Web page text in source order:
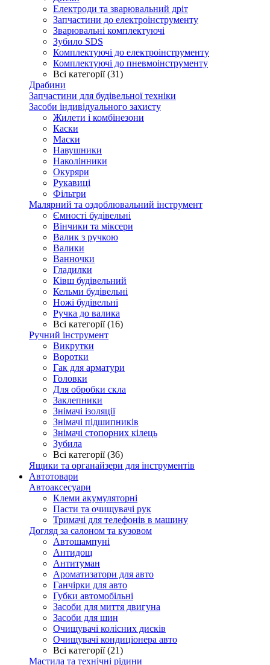
Електроди та зварювальний дріт
Запчастини до електроінструменту
Зварювальні комплектуючі
Зубило SDS
Комплектуючі до електроінструменту
Комплектуючі до пневмоінструменту
Всі категорії (31)
Драбини
Запчастини для будівельної техніки
Засоби індивідуального захисту
Жилети і комбінезони
Каски
Маски
Навушники
Наколінники
Окуряри
Рукавиці
Фільтри
Малярний та оздоблювальний інструмент
Ємності будівельні
Вінчики та міксери
Валик з ручкою
Валики
Ванночки
Гладилки
Ківш будівельний
Кельми будівельні
Ножі будівельні
Ручка до валика
Всі категорії (16)
Ручний інструмент
Викрутки
Воротки
Гак для арматури
Головки
Для обробки скла
Заклепники
Знімачі ізоляції
Знімачі підшипників
Знімачі стопорних кілець
Зубила
Всі категорії (36)
Ящики та органайзери для інструментів
Автотовари
Автоаксесуари
Клеми акумуляторні
Пасти та очищувачі рук
Тримачі для телефонів в машину
Догляд за салоном та кузовом
Автошампуні
Антидощ
Антитуман
Ароматизатори для авто
Ганчірки для авто
Губки автомобільні
Засоби для миття двигуна
Засоби для шин
Очищувачі колісних дисків
Очищувачі кондиціонера авто
Всі категорії (21)
Мастила та технічні рідини